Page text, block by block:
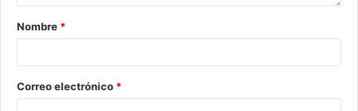
Nombre *
Correo electrónico *